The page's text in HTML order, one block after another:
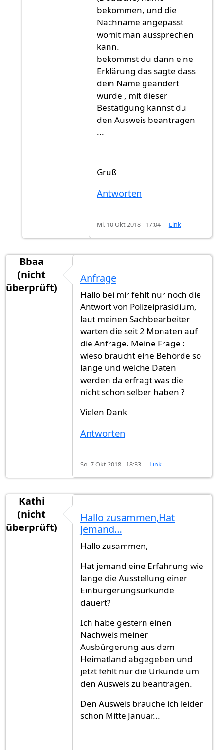
bekommen, und die
Nachname angepasst
womit man aussprechen
kann.
bekommst du dann eine
Erklärung das sagte dass
dein Name geändert
wurde , mit dieser
Bestätigung kannst du
den Ausweis beantragen
...
Gruß
Antworten
Mi. 10 Okt 2018 - 17:04 Link
Bbaa
(nicht
überprüft)
Anfrage
Hallo bei mir fehlt nur noch die
Antwort von Polizeipräsidium,
laut meinen Sachbearbeiter
warten die seit 2 Monaten auf
die Anfrage. Meine Frage :
wieso braucht eine Behörde so
lange und welche Daten
werden da erfragt was die
nicht schon selber haben ?
Vielen Dank
Antworten
So. 7 Okt 2018 - 18:33 Link
Kathi
(nicht
überprüft)
Hallo zusammen,Hat
jemand…
Hallo zusammen,
Hat jemand eine Erfahrung wie
lange die Ausstellung einer
Einbürgerungsurkunde
dauert?
Ich habe gestern einen
Nachweis meiner
Ausbürgerung aus dem
Heimatland abgegeben und
jetzt fehlt nur die Urkunde um
den Ausweis zu beantragen.
Den Ausweis brauche ich leider
schon Mitte Januar...